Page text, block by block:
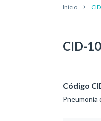
Início
CID-10
Código
Pneumonia